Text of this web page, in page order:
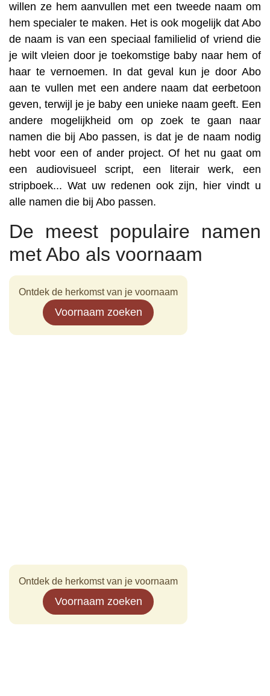
willen ze hem aanvullen met een tweede naam om
hem specialer te maken. Het is ook mogelijk dat Abo
de naam is van een speciaal familielid of vriend die
je wilt vleien door je toekomstige baby naar hem of
haar te vernoemen. In dat geval kun je door Abo
aan te vullen met een andere naam dat eerbetoon
geven, terwijl je je baby een unieke naam geeft. Een
andere mogelijkheid om op zoek te gaan naar
namen die bij Abo passen, is dat je de naam nodig
hebt voor een of ander project. Of het nu gaat om
een audiovisueel script, een literair werk, een
stripboek... Wat uw redenen ook zijn, hier vindt u
alle namen die bij Abo passen.
De meest populaire namen
met Abo als voornaam
Ontdek de herkomst van je voornaam
Voornaam zoeken
Ontdek de herkomst van je voornaam
Voornaam zoeken